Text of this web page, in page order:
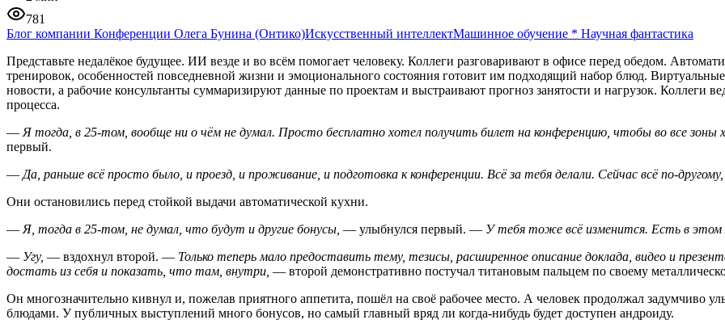
781
Блог компании Конференции Олега Бунина (Онтико)Искусственный интеллектМашинное обучение * Научная фантастика
Представьте недалёкое будущее. ИИ везде и во всём помогает человеку. Коллеги разговаривают в офисе перед обедом.
тренировок, особенностей повседневной жизни и эмоционального состояния готовит им подходящий набор блюд.
новости, а рабочие консультанты суммаризируют данные по проектам и выстраивают прогноз занятости и нагрузок. Коллеги
процесса.
— Я тогда, в 25-том, вообще ни о чём не думал. Просто бесплатно хотел получить билет на конференцию, чтобы во все зоны
первый.
— Да, раньше всё просто было, и проезд, и проживание, и подготовка к конференции. Всё за тебя делали. Сейчас всё по-
Они остановились перед стойкой выдачи автоматической кухни.
— Я, тогда в 25-том, не думал, что будут и другие бонусы, — улыбнулся первый. — У тебя тоже всё изменится. Есть в этом
— Угу, — вздохнул второй. — Только теперь мало предоставить тему, тезисы, расширенное описание доклада, видео и
достать из себя и показать, что там, внутри, — второй демонстративно постучал титановым пальцем по своему
Он многозначительно кивнул и, пожелав приятного аппетита, пошёл на своё рабочее место. А человек продолжал задумчиво
блюдами. У публичных выступлений много бонусов, но самый главный вряд ли когда-нибудь будет доступен андроиду.